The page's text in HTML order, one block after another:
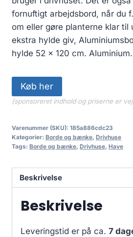
fornuftigt arbejdsbord, når du
om eller gøre planterne klar til
ekstra hylde giv,
hylde 52 x 120 cm. Aluminium.
Køb her
(sponsoreret indhold og priserne er
Varenummer (SKU): 185a886cdc23
Kategorier: Borde og bænke, Drivhuse
Tags: Borde og bænke, Drivhuse, Have
Beskrivelse
Beskrivelse
Leveringstid er på ca. 7